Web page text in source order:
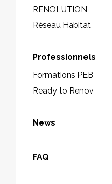
RENOLUTION
Réseau Habitat
Professionnels
Formations PEB
Ready to Renov
News
FAQ